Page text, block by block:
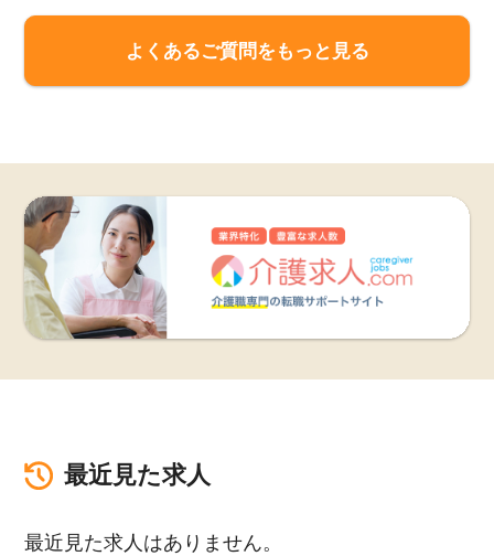
よくあるご質問をもっと見る
最近見た求人
最近見た求人はありません。